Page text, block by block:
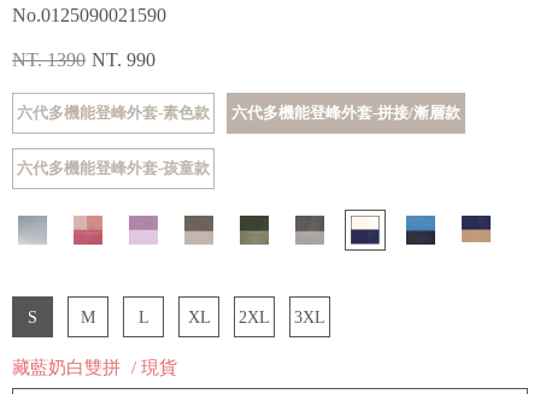
No.0125090021590
NT. 1390 NT. 990
六代多機能登峰外套-素色款 六代多機能登峰外套-拼接/漸層款
六代多機能登峰外套-孩童款
S M L XL 2XL 3XL
藏藍奶白雙拼 / 現貨